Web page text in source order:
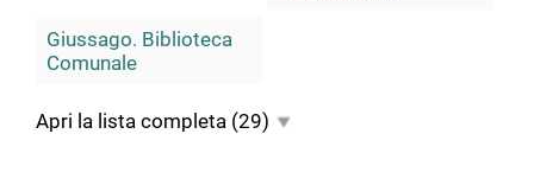
Giussago. Biblioteca
Comunale
Apri la lista completa (29)